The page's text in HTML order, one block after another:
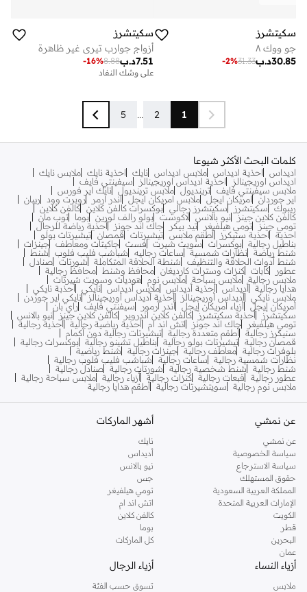
سكيتشرز
جو ووك ٨
د.ب30.85
31.33
-2%
سكيتشرز
أزواج جوارب تيري غير ظاهرة
د.ب7.51
8.88
-16%
على وشك النفاد
1
2
...
5
كلمات البحث الأكثر شيوعا
اديداس احذية اديداس ملابس اديداس نايك احذية نايك ملابس نايك
اديداس اوريجينالز
احذية اديداس اوريجينالز
سيفينتي فايف
ملابس سيفينتي فايف ترينديول ملابس ترينديول نايك اير فورس
اير جوردان
امريكان ايجل ملابس امريكان ايجل اندر ارمر روبرت وود
ريبان
ريبوك
سكيتشرز سكيتشرز رجالي بوكسرات كالفن كلاين كالفن كلاين
كالفن كلاين جينز نيو بالانس لاكوست بولو رالف لورين بوما
توب مان
تومي جينز تومي هيلفيغر تيد بيكر جاك اند جونز
أحذية رياضة للرجال
احذية
احذية سنيكرز أطقم ملابس تيشيرتات قمصان تيشيرتات بولو
بناطيل رجالية بوكسرات سويت شيرت فست جاكيتات ومعاطف جينزات
شنط رياضة نظارات شمسية ساعات رجاليه شباشب فليب فلوب
شنط
شنط أدوات الحلاقة والتنظيف
شنطة الحلاقة المتكاملة شورتات صنادل
عطور
كابات كنزات وسترات كارديغان محافظ وشنط
محافظ رجالية
ملابس رجالية ملابس سباحة ملابس نوم
هوديات وسويت شيرتات
هدايا رجالية أديداس أحذية أديداس ملابس أديداس نايكي أحذبة نايكي
ملابس نايكي أديداس أوريجينالز أحذية أديداس أوريجينالز
نايكي اير جوردن
أمريكان إيجل أزياء أمريكان إيجل أندر آرمور سيفنتي فايف راي بان
سكيتشرز
أحذية سكيتشرز كالفن كلاين اندروير كالفن كلاين جينز
نيو بالانس
تومي هيلفيغر
جاك اند جونز اتش اند ام أحذية رياضية رجالية أحذية رجالية
سنيكرز رجالية أطقم متعددة رجالية تيشيرتات رجالية دون أكمام
قمصان رجالية تيشيرتات بولو رجالية بناطيل تشينو رجالية بوكسرات رجالية
بلوفرات رجالية معاطف رجالية جينزات رجالية
شنط رياضية
نظارات شمسية رجالية
ساعات رجالية
شباشب فليب فلوب رجالية
شنط رجالية
شنط شخصية رجالية شورتات رجالية صنادل رجالية
عطور رجالية
قبعات رجالية كنزات رجالية أزياء رجالية ملابس سباحة رجالية
ملابس نوم رجالية
سويتشيرتات رجالية أطقم هدايا رجالية
عن نمشي
عن نمشي
سياسة الخصوصية
سياسة الاسترجاع
حقوق المستهلك
المملكة العربية السعودية
الإمارات العربية المتحدة
الكويت
قطر
البحرين
عمان
أشهر الماركات
نايك
أديداس
نيو بالانس
جس
تومي هيلفيغر
اتش اند ام
كالفن كلاين
بوما
كل الماركات
أزياء النساء
ملابس
أزياء الرجال
تسوق حسب الفئة